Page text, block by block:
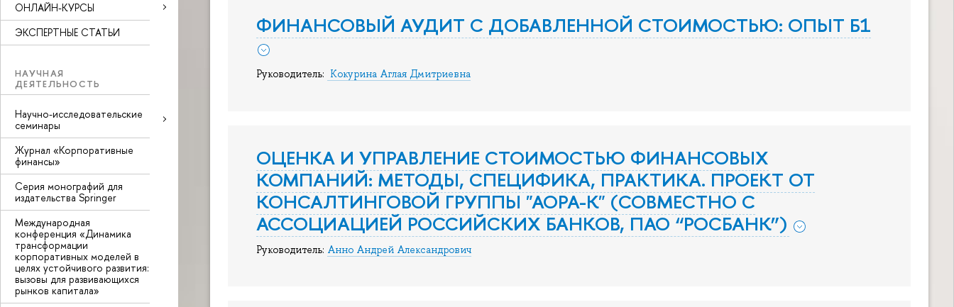
ОНЛАЙН-КУРСЫ
ЭКСПЕРТНЫЕ СТАТЬИ
НАУЧНАЯ
ДЕЯТЕЛЬНОСТЬ
Научно-исследовательские
семинары
Журнал «Корпоративные
финансы»
Серия монографий для
издательства Springer
Международная
конференция «Динамика
трансформации
корпоративных моделей в
целях устойчивого развития:
вызовы для развивающихся
рынков капитала»
ФИНАНСОВЫЙ АУДИТ С ДОБАВЛЕННОЙ СТОИМОСТЬЮ: ОПЫТ Б1
Руководитель: Кокурина Аглая Дмитриевна
ОЦЕНКА И УПРАВЛЕНИЕ СТОИМОСТЬЮ ФИНАНСОВЫХ
КОМПАНИЙ: МЕТОДЫ, СПЕЦИФИКА, ПРАКТИКА. ПРОЕКТ ОТ
КОНСАЛТИНГОВОЙ ГРУППЫ "АОРА-К" (СОВМЕСТНО С
АССОЦИАЦИЕЙ РОССИЙСКИХ БАНКОВ, ПАО “РОСБАНК”)
Руководитель: Анно Андрей Александрович